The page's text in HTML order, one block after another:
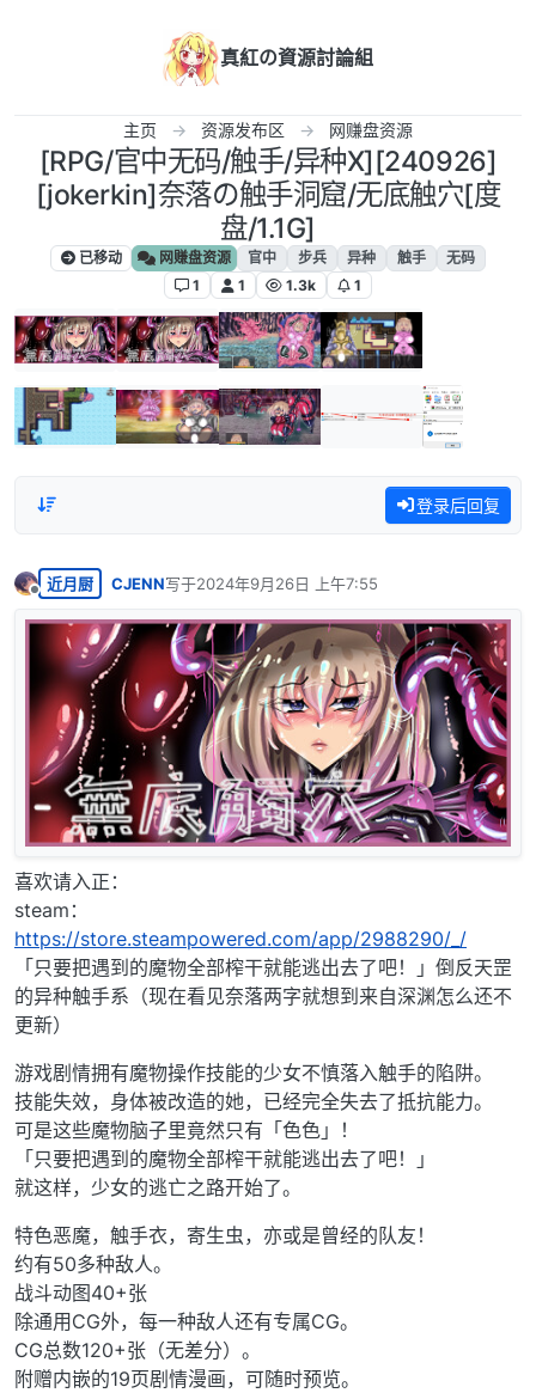
真紅の資源討論組
主页 资源发布区 网赚盘资源
[RPG/官中无码/触手/异种X][240926]
[jokerkin]奈落の触手洞窟/无底触穴[度
盘/1.1G]
已移动 网赚盘资源 官中 步兵 异种 触手
无码
1
1 1.3k 1
登录后回复
离线
近月厨 CJENN写于2024年9月26日 上午7:55
最后由 编辑
喜欢请入正：
steam：
https://store.steampowered.com/app/2988290/_/
「只要把遇到的魔物全部榨干就能逃出去了吧！」倒反天罡
的异种触手系（现在看见奈落两字就想到来自深渊怎么还不
更新）
游戏剧情拥有魔物操作技能的少女不慎落入触手的陷阱。
技能失效，身体被改造的她，已经完全失去了抵抗能力。
可是这些魔物脑子里竟然只有「色色」！
「只要把遇到的魔物全部榨干就能逃出去了吧！」
就这样，少女的逃亡之路开始了。
特色恶魔，触手衣，寄生虫，亦或是曾经的队友！
约有50多种敌人。
战斗动图40+张
除通用CG外，每一种敌人还有专属CG。
CG总数120+张（无差分）。
附赠内嵌的19页剧情漫画，可随时预览。